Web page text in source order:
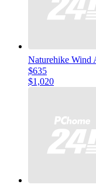
Naturehike
$635
$1,020